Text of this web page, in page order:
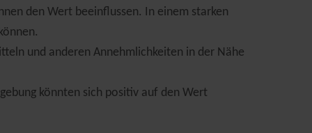
den Wert beeinflussen. In einem starken
und anderen Annehmlichkeiten in der Nähe
könnten sich positiv auf den Wert